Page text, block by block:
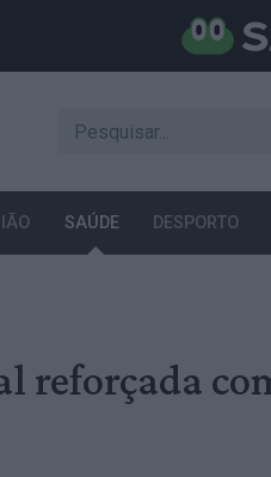
SAÚDE DESPORTO
reforçada